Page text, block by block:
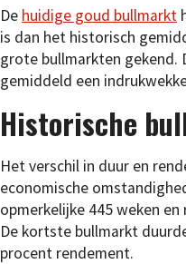
De huidige goud bullmarkt
is dan het historisch
grote bullmarkten gekend.
gemiddeld een
Historische
Het verschil in duur en
economische
opmerkelijke 445 weken
De kortste bullmarkt
procent rendement.